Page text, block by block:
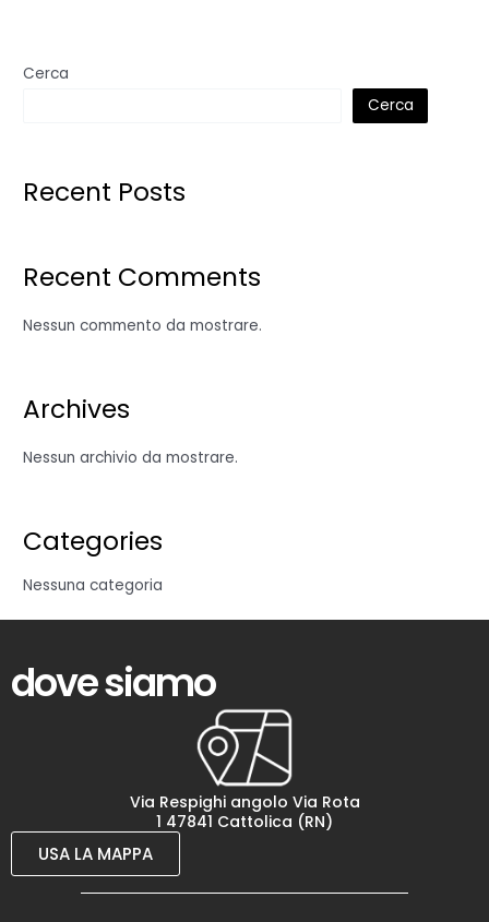
Cerca
Cerca
Recent Posts
Recent Comments
Nessun commento da mostrare.
Archives
Nessun archivio da mostrare.
Categories
Nessuna categoria
dove siamo
Via Respighi angolo Via Rota
1 47841 Cattolica (RN)
USA LA MAPPA